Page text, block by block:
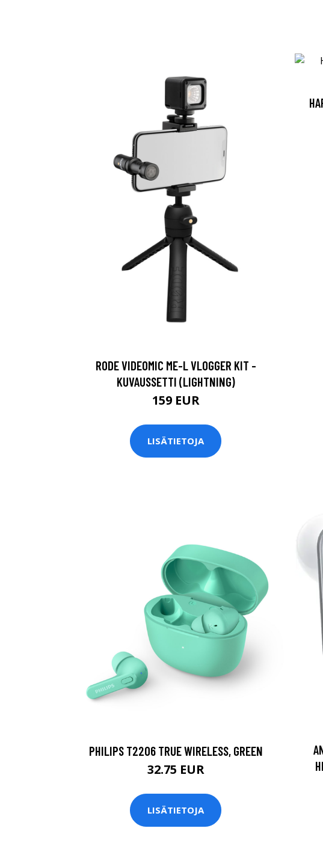
RODE VIDEOMIC ME-L VLOGGER KIT -
KUVAUSSETTI (LIGHTNING)
159 EUR
LISÄTIETOJA
PHILIPS T2206 TRUE WIRELESS, GREEN
32.75 EUR
LISÄTIETOJA